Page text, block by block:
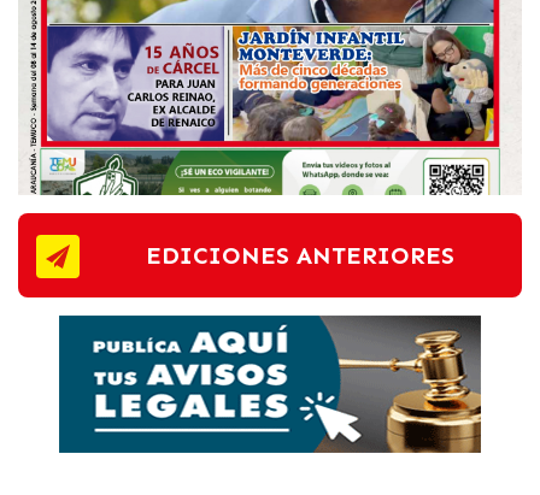
EDICIONES ANTERIORES